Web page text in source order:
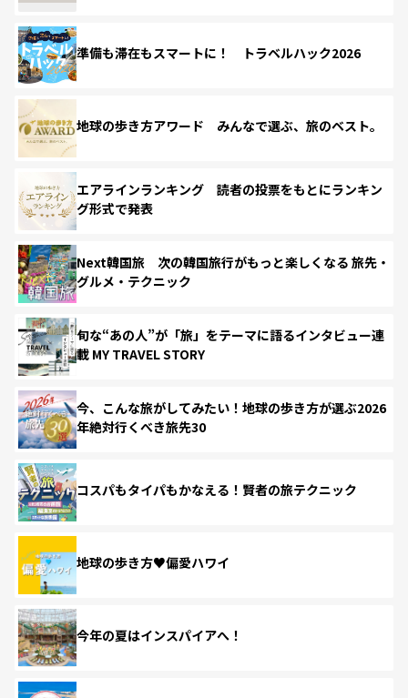
準備も滞在もスマートに！ トラベルハック2026
地球の歩き方アワード みんなで選ぶ、旅のベスト。
エアラインランキング 読者の投票をもとにランキン
グ形式で発表
Next韓国旅 次の韓国旅行がもっと楽しくなる 旅先・
グルメ・テクニック
旬な“あの人”が「旅」をテーマに語るインタビュー連
載 MY TRAVEL STORY
今、こんな旅がしてみたい！地球の歩き方が選ぶ2026
年絶対行くべき旅先30
コスパもタイパもかなえる！賢者の旅テクニック
地球の歩き方♥偏愛ハワイ
今年の夏はインスパイアへ！